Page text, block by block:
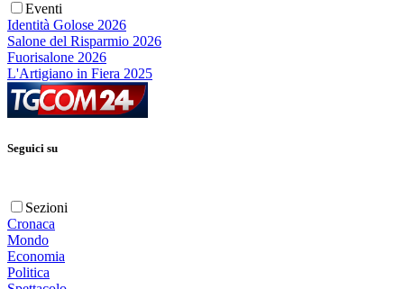
Eventi
Identità Golose 2026
Salone del Risparmio 2026
Fuorisalone 2026
L'Artigiano in Fiera 2025
Seguici su
Sezioni
Cronaca
Mondo
Economia
Politica